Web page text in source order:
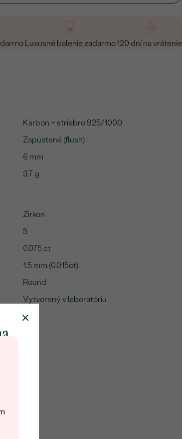
Luxusné balenie zadarmo120 dní na vrátenie
Karbon + striebro 925/1000
Zapustené (flush)
6 mm
3.7 g
Zirkon
5
0.075 ct
1.5 mm (0.015ct)
Round
Vytvorený v laboratóriu